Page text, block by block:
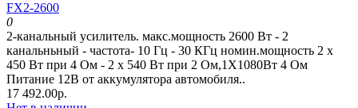
FX2-2600
0
2-канальный усилитель. макс.мощность 2600 Вт - 2
канальньный - частота- 10 Гц - 30 КГц номин.мощность 2 x
450 Вт при 4 Ом - 2 x 540 Вт при 2 Oм,1Х1080Вт 4 Ом
Питание 12В от аккумулятора автомобиля..
17 492.00р.